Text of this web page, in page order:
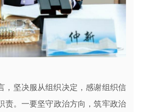
，坚决服从组织决定，感谢组织信
责。一要坚守政治方向，筑牢政治